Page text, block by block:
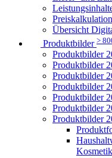
Übersicht
Produktbilder >
Produktbilder
Produktbilder
Produktbilder
Produktbilder
Produktbilder
Produktbilder
Produktbilder